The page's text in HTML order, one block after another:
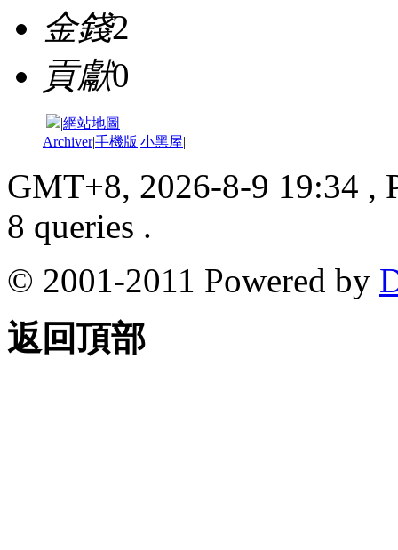
金錢2
貢獻0
|網站地圖
Archiver|手機版|小黑屋|
GMT+8, 2026-8-9 19:34 ,
8 queries .
© 2001-2011 Powered by
返回頂部